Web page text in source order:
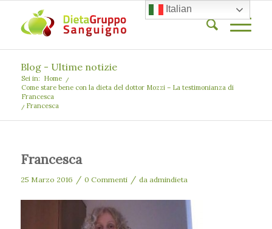
Blog - Ultime notizie
Sei in: Home
/
Come stare bene con la dieta del dottor Mozzi – La testimonianza di
Francesca
/ Francesca
Francesca
25 Marzo 2016 / 0 Commenti / da admindieta
Italian